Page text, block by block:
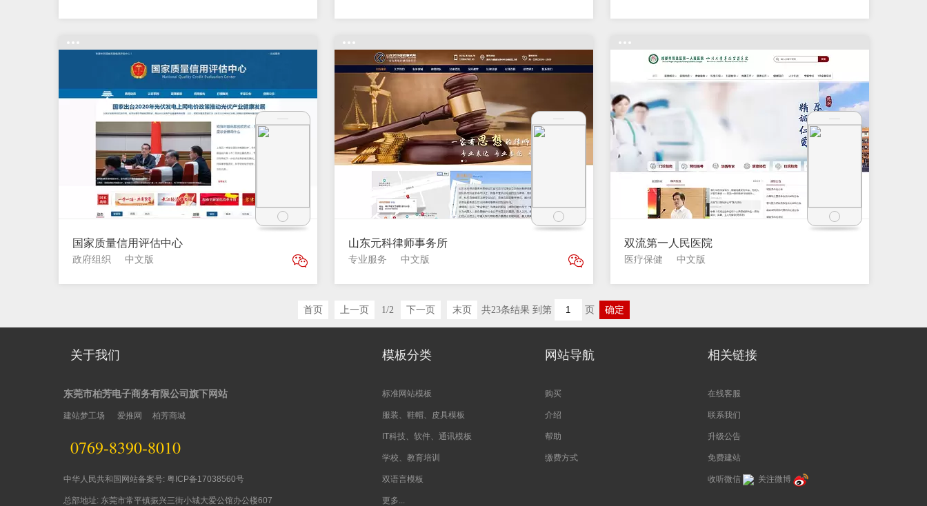
国家质量信用评估中心
政府组织 中文版
山东元科律师事务所
专业服务 中文版
双流第一人民医院
医疗保健 中文版
首页 上一页 1/2 下一页 末页 共23条结果 到第 页 确定
关于我们
东莞市柏芳电子商务有限公司旗下网站
建站梦工场 爱推网 柏芳商城
0769-8390-8010
中华人民共和国网站备案号: 粤ICP备17038560号
总部地址: 东莞市常平镇振兴三街小城大爱公馆办公楼607
模板分类
标准网站模板
服装、鞋帽、皮具模板
IT科技、软件、通讯模板
学校、教育培训
双语言模板
更多...
网站导航
购买
介绍
帮助
缴费方式
相关链接
在线客服
联系我们
升级公告
免费建站
收听微信 关注微博